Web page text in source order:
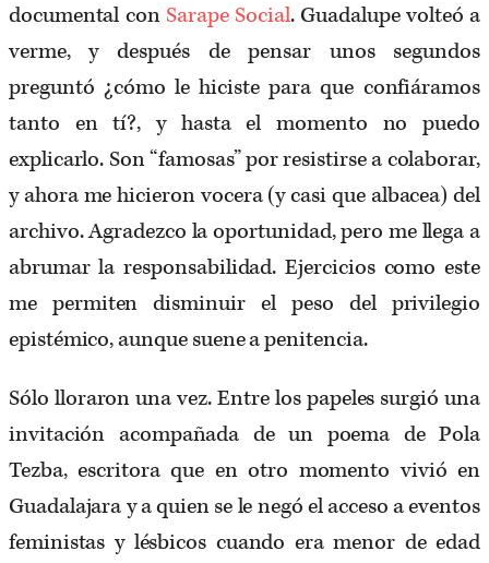
documental con Sarape Social. Guadalupe volteó a
verme, y después de pensar unos segundos
preguntó ¿cómo le hiciste para que confiáramos
tanto en tí?, y hasta el momento no puedo
explicarlo. Son “famosas” por resistirse a colaborar,
y ahora me hicieron vocera (y casi que albacea) del
archivo. Agradezco la oportunidad, pero me llega a
abrumar la responsabilidad. Ejercicios como este
me permiten disminuir el peso del privilegio
epistémico, aunque suene a penitencia.
Sólo lloraron una vez. Entre los papeles surgió una
invitación acompañada de un poema de Pola
Tezba, escritora que en otro momento vivió en
Guadalajara y a quien se le negó el acceso a eventos
feministas y lésbicos cuando era menor de edad